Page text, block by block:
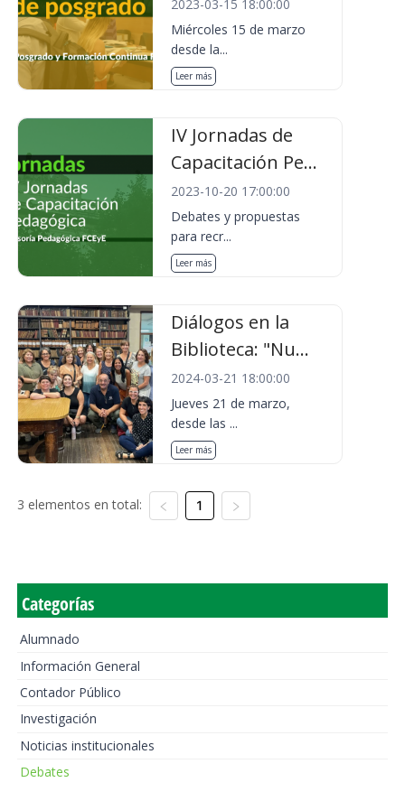
2023-03-15 18:00:00
Miércoles 15 de marzo
desde la...
Leer más
IV Jornadas de
Capacitación Pe...
2023-10-20 17:00:00
Debates y propuestas
para recr...
Leer más
Diálogos en la
Biblioteca: "Nu...
2024-03-21 18:00:00
Jueves 21 de marzo,
desde las ...
Leer más
3 elementos en total: 1
Categorías
Alumnado
Información General
Contador Público
Investigación
Noticias institucionales
Debates